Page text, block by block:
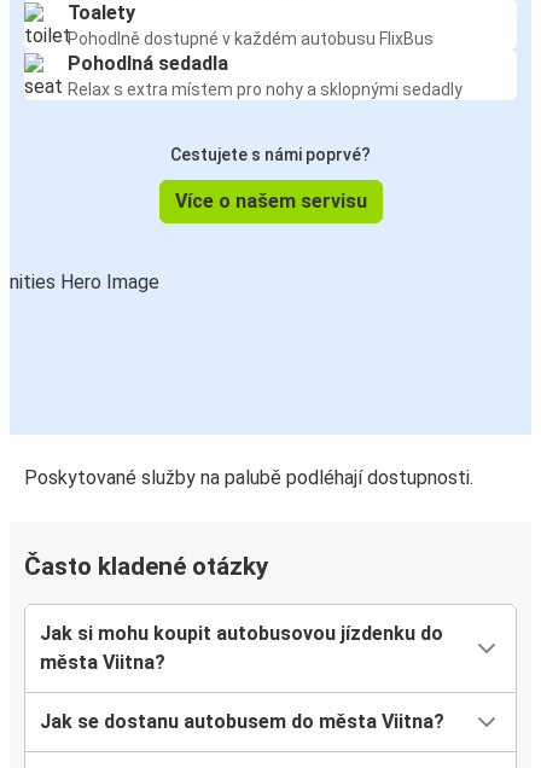
Toalety
Pohodlně dostupné v každém autobusu FlixBus
Pohodlná sedadla
Relax s extra místem pro nohy a sklopnými sedadly
Cestujete s námi poprvé?
Více o našem servisu
Poskytované služby na palubě podléhají dostupnosti.
Často kladené otázky
Jak si mohu koupit autobusovou jízdenku do
města Viitna?
Jak se dostanu autobusem do města Viitna?